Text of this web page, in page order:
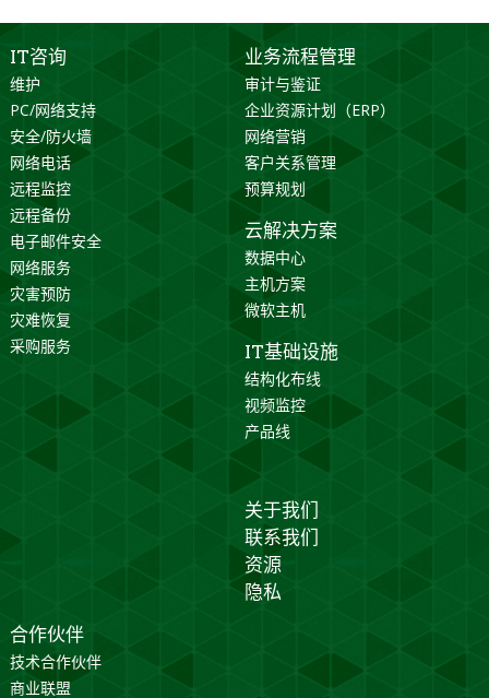
IT咨询
维护
PC/网络支持
安全/防火墙
网络电话
远程监控
远程备份
电子邮件安全
网络服务
灾害预防
灾难恢复
采购服务
业务流程管理
审计与鉴证
企业资源计划（ERP）
网络营销
客户关系管理
预算规划
云解决方案
数据中心
主机方案
微软主机
IT基础设施
结构化布线
视频监控
产品线
关于我们
联系我们
资源
隐私
合作伙伴
技术合作伙伴
商业联盟